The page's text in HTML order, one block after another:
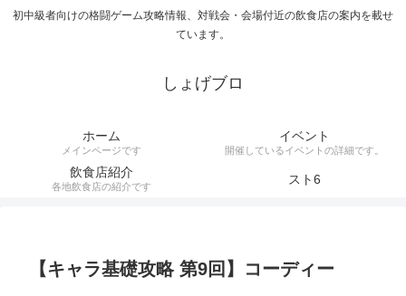
初中級者向けの格闘ゲーム攻略情報、対戦会・会場付近の飲食店の案内を載せ
ています。
しょげブロ
ホーム
メインページです
イベント
開催しているイベントの詳細です。
飲食店紹介
各地飲食店の紹介です スト6
【キャラ基礎攻略 第9回】コーディー